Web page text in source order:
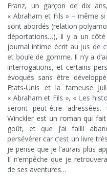
Franz, un garçon de dix
« Abraham et Fils » – même
sont abordés (relation
déportations…), il y a un
journal intime écrit au jus de
et boule de gomme. Il n’y a
interrogations, et certains
évoqués sans être
Etats-Unis et la fameuse
« Abraham et Fils », « Les
seront peut-être
Winckler est un roman qui
goût, et que j’ai failli
persévérer car c’est un livre
je pense que je l’aurais plus
Il n’empêche que je
de ses aventures…